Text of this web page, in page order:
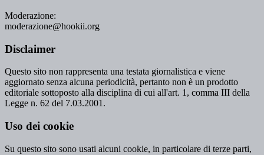
Moderazione:
moderazione@hookii.org
Disclaimer
Questo sito non rappresenta una testata giornalistica e viene
aggiornato senza alcuna periodicità, pertanto non è un prodotto
editoriale sottoposto alla disciplina di cui all'art. 1, comma III della
Legge n. 62 del 7.03.2001.
Uso dei cookie
Su questo sito sono usati alcuni cookie, in particolare di terze parti,